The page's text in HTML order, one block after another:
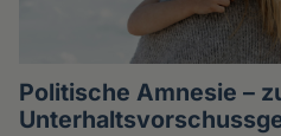
Politische Amnesie –